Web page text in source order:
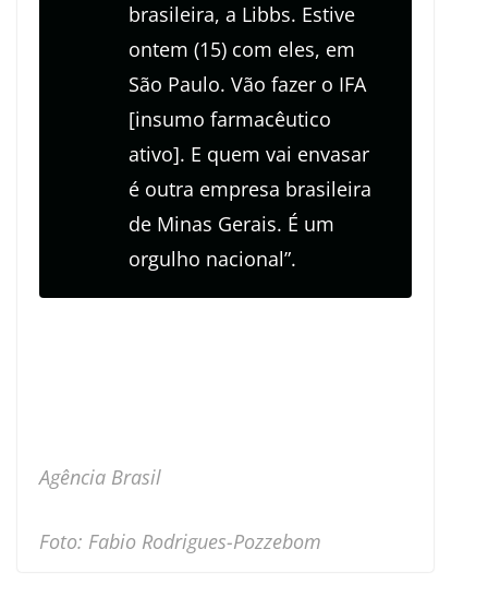
brasileira, a Libbs. Estive
ontem (15) com eles, em
São Paulo. Vão fazer o IFA
[insumo farmacêutico
ativo]. E quem vai envasar
é outra empresa brasileira
de Minas Gerais. É um
orgulho nacional”.
Agência Brasil
Foto: Fabio Rodrigues-Pozzebom